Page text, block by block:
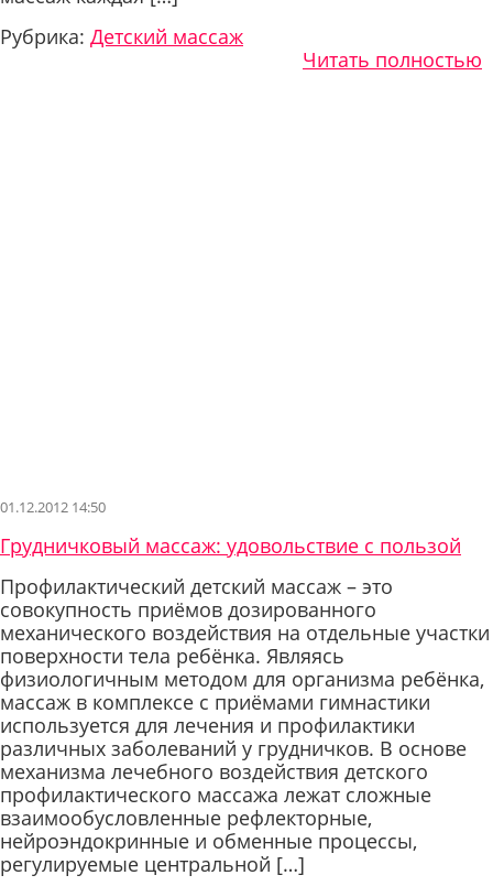
Рубрика: Детский массаж
Читать полностью
01.12.2012 14:50
Грудничковый массаж: удовольствие с пользой
Профилактический детский массаж – это
совокупность приёмов дозированного
механического воздействия на отдельные участки
поверхности тела ребёнка. Являясь
физиологичным методом для организма ребёнка,
массаж в комплексе с приёмами гимнастики
используется для лечения и профилактики
различных заболеваний у грудничков. В основе
механизма лечебного воздействия детского
профилактического массажа лежат сложные
взаимообусловленные рефлекторные,
нейроэндокринные и обменные процессы,
регулируемые центральной […]